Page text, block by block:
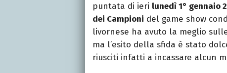
puntata di ieri lunedì 1° gennaio
dei Campioni del game show
livornese ha avuto la meglio
ma l’esito della sfida è stato
riusciti infatti a incassare alcun